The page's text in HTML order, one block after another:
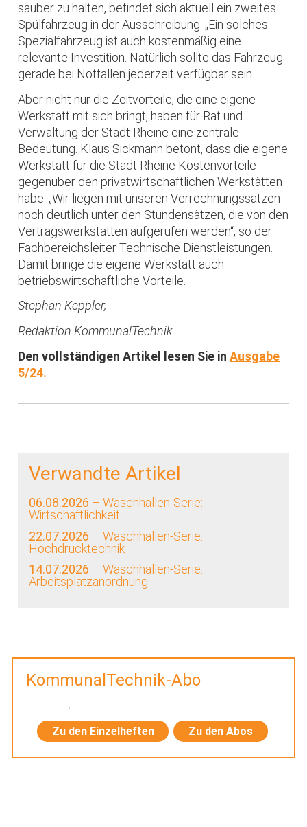
sauber zu halten, befindet sich aktuell ein zweites
Spülfahrzeug in der Ausschreibung. „Ein solches
Spezialfahrzeug ist auch kostenmäßig eine
relevante Investition. Natürlich sollte das Fahrzeug
gerade bei Notfällen jederzeit verfügbar sein.
Aber nicht nur die Zeitvorteile, die eine eigene
Werkstatt mit sich bringt, haben für Rat und
Verwaltung der Stadt Rheine eine zentrale
Bedeutung. Klaus Sickmann betont, dass die eigene
Werkstatt für die Stadt Rheine Kostenvorteile
gegenüber den privatwirtschaftlichen Werkstätten
habe. „Wir liegen mit unseren Verrechnungssätzen
noch deutlich unter den Stundensätzen, die von den
Vertragswerkstätten aufgerufen werden“, so der
Fachbereichsleiter Technische Dienstleistungen.
Damit bringe die eigene Werkstatt auch
betriebswirtschaftliche Vorteile.
Stephan Keppler,
Redaktion KommunalTechnik
Den vollständigen Artikel lesen Sie inAusgabe
5/24.
Verwandte Artikel
06.08.2026 – Waschhallen-Serie:
Wirtschaftlichkeit
22.07.2026 – Waschhallen-Serie:
Hochdrucktechnik
14.07.2026 – Waschhallen-Serie:
Arbeitsplatzanordnung
KommunalTechnik-Abo
Zu den Einzelheften Zu den Abos